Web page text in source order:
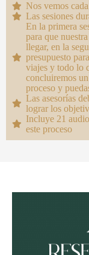
Nos vemos
Las sesiones
En la primera
para que
llegar, en la
presupuesto
viajes y todo lo
concluiremos
proceso y
Las asesorías
lograr los
Incluye 21
este proceso